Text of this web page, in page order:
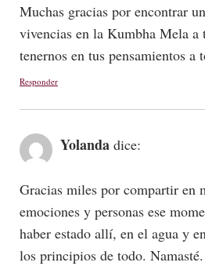
Muchas gracias por encontrar
vivencias en la Kumbha Mela a
tenernos en tus pensamientos a
Responder
Yolanda dice:
Gracias miles por compartir en
emociones y personas ese
haber estado allí, en el agua y
los principios de todo. Namasté.